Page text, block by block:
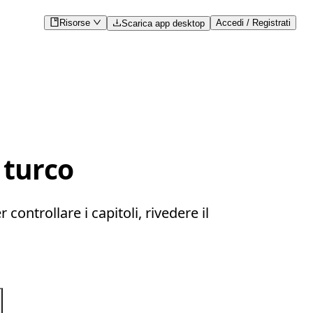
Risorse Scarica app desktop Accedi / Registrati
controllare i capitoli, rivedere il